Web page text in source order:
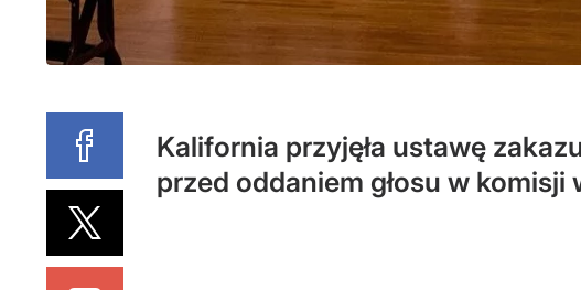
Kalifornia przyjęła ustawę
przed oddaniem głosu w komisji